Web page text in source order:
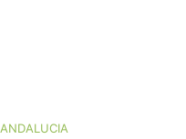
ANDALUCIA